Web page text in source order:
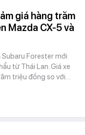
giá hàng trăm
Mazda CX-5 và
Subaru Forester mới
từ Thái Lan. Giá xe
triệu đồng so với…